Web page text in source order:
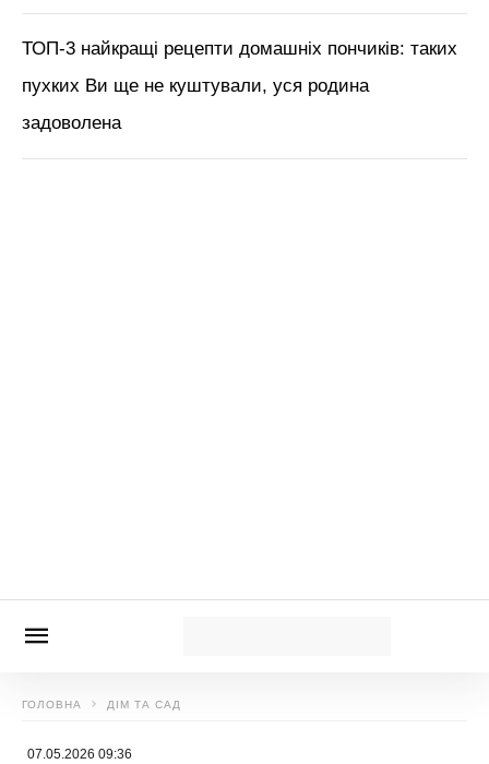
ТОП-3 найкращі рецепти домашніх пончиків: таких
пухких Ви ще не куштували, уся родина
задоволена